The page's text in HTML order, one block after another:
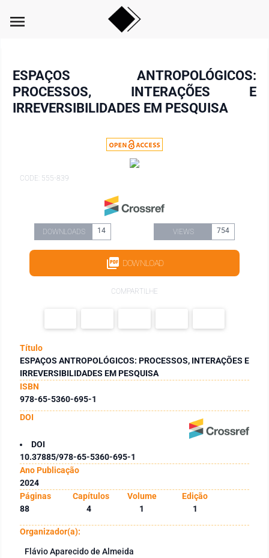
menu
ESPAÇOS ANTROPOLÓGICOS:
PROCESSOS, INTERAÇÕES E
IRREVERSIBILIDADES EM PESQUISA
CODE: 555-839
DOWNLOADS 14 VIEWS 754
DOWNLOAD
COMPARTILHE
Título
ESPAÇOS ANTROPOLÓGICOS: PROCESSOS, INTERAÇÕES E
IRREVERSIBILIDADES EM PESQUISA
ISBN
978-65-5360-695-1
DOI
DOI
10.37885/978-65-5360-695-1
Ano Publicação
2024
Páginas
Capítulos Volume
Edição
88
4 1 1
Organizador(a):
Flávio Aparecido de Almeida